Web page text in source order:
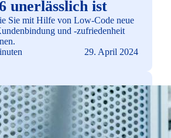
unerlässlich ist
Sie mit Hilfe von Low-Code neue
und -zufriedenheit
29. April 2024